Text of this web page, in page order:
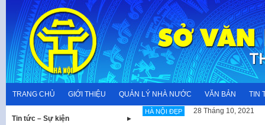
content
TRANG CHỦ GIỚI THIỆU QUẢN LÝ NHÀ NƯỚC VĂN BẢN TIN
HÀ NỘI ĐẸP 28 Tháng 10, 2021
Tin tức – Sự kiện